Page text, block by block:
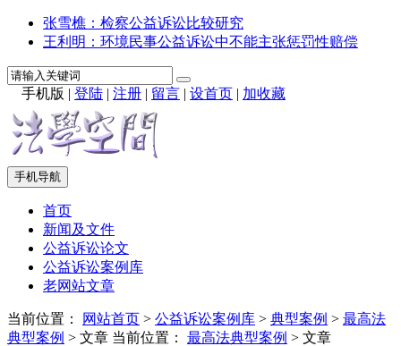
张雪樵：检察公益诉讼比较研究
王利明：环境民事公益诉讼中不能主张惩罚性赔偿
手机版 | 登陆 | 注册 | 留言 | 设首页 | 加收藏
手机导航
首页
新闻及文件
公益诉讼论文
公益诉讼案例库
老网站文章
当前位置： 网站首页 > 公益诉讼案例库 > 典型案例 > 最高法
典型案例 > 文章 当前位置： 最高法典型案例 > 文章